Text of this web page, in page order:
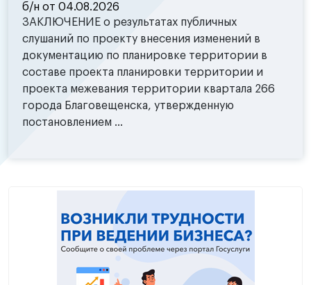
б/н от 04.08.2026
ЗАКЛЮЧЕНИЕ о результатах публичных
слушаний по проекту внесения изменений в
документацию по планировке территории в
составе проекта планировки территории и
проекта межевания территории квартала 266
города Благовещенска, утвержденную
постановлением ...